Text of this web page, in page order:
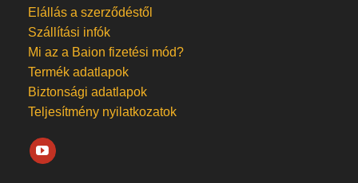
Elállás a szerződéstől
Szállítási infók
Mi az a Baion fizetési mód?
Termék adatlapok
Biztonsági adatlapok
Teljesítmény nyilatkozatok